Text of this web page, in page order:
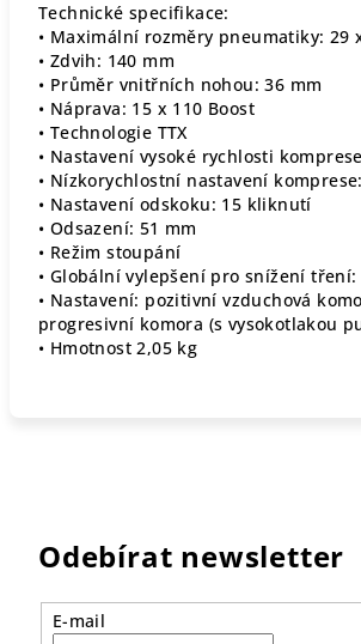
Technické specifikace:
• Maximální rozměry pneumatiky: 29
• Zdvih: 140 mm
• Průměr vnitřních nohou: 36 mm
• Náprava: 15 x 110 Boost
• Technologie TTX
• Nastavení vysoké rychlosti
• Nízkorychlostní nastavení
• Nastavení odskoku: 15 kliknutí
• Odsazení: 51 mm
• Režim stoupání
• Globální vylepšení pro snížení tření:
• Nastavení: pozitivní vzduchová
progresivní komora (s vysokotlakou
• Hmotnost 2,05 kg
Odebírat newsletter
E-mail